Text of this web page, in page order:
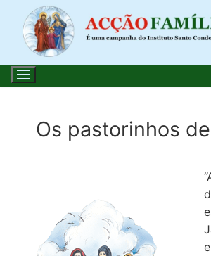
para
conteúdo
Os pastorinhos